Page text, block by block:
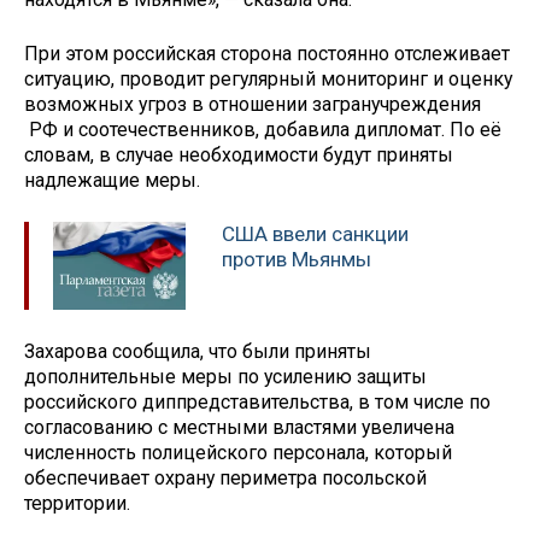
При этом российская сторона постоянно отслеживает
ситуацию, проводит регулярный мониторинг и оценку
возможных угроз в отношении загранучреждения
РФ и соотечественников, добавила дипломат. По её
словам, в случае необходимости будут приняты
надлежащие меры.
США ввели санкции
против Мьянмы
Захарова сообщила, что были приняты
дополнительные меры по усилению защиты
российского диппредставительства, в том числе по
согласованию с местными властями увеличена
численность полицейского персонала, который
обеспечивает охрану периметра посольской
территории.